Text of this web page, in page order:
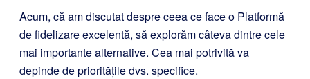
Acum, că am discutat despre ceea ce face o Platformă
de fidelizare excelentă, să explorăm câteva dintre cele
mai importante alternative. Cea mai potrivită va
depinde de prioritățile dvs. specifice.